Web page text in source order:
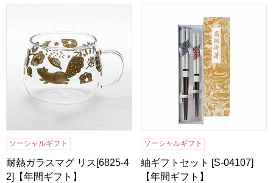
ソーシャルギフト
耐熱ガラスマグ リス[6825-4
2]【年間ギフト】
ソーシャルギフト
紬ギフトセット [S-04107]
【年間ギフト】